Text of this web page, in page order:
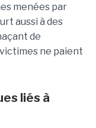
menées par
aussi à des
de
ne paient
liés à